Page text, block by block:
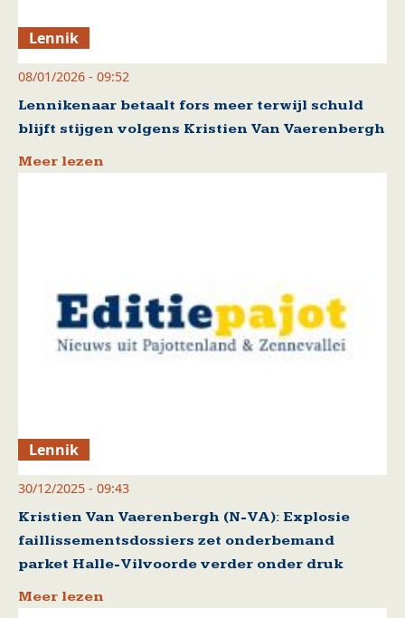
Lennik
08/01/2026 - 09:52
Lennikenaar betaalt fors meer terwijl schuld
blijft stijgen volgens Kristien Van Vaerenbergh
Meer lezen
Lennik
30/12/2025 - 09:43
Kristien Van Vaerenbergh (N-VA): Explosie
faillissementsdossiers zet onderbemand
parket Halle-Vilvoorde verder onder druk
Meer lezen